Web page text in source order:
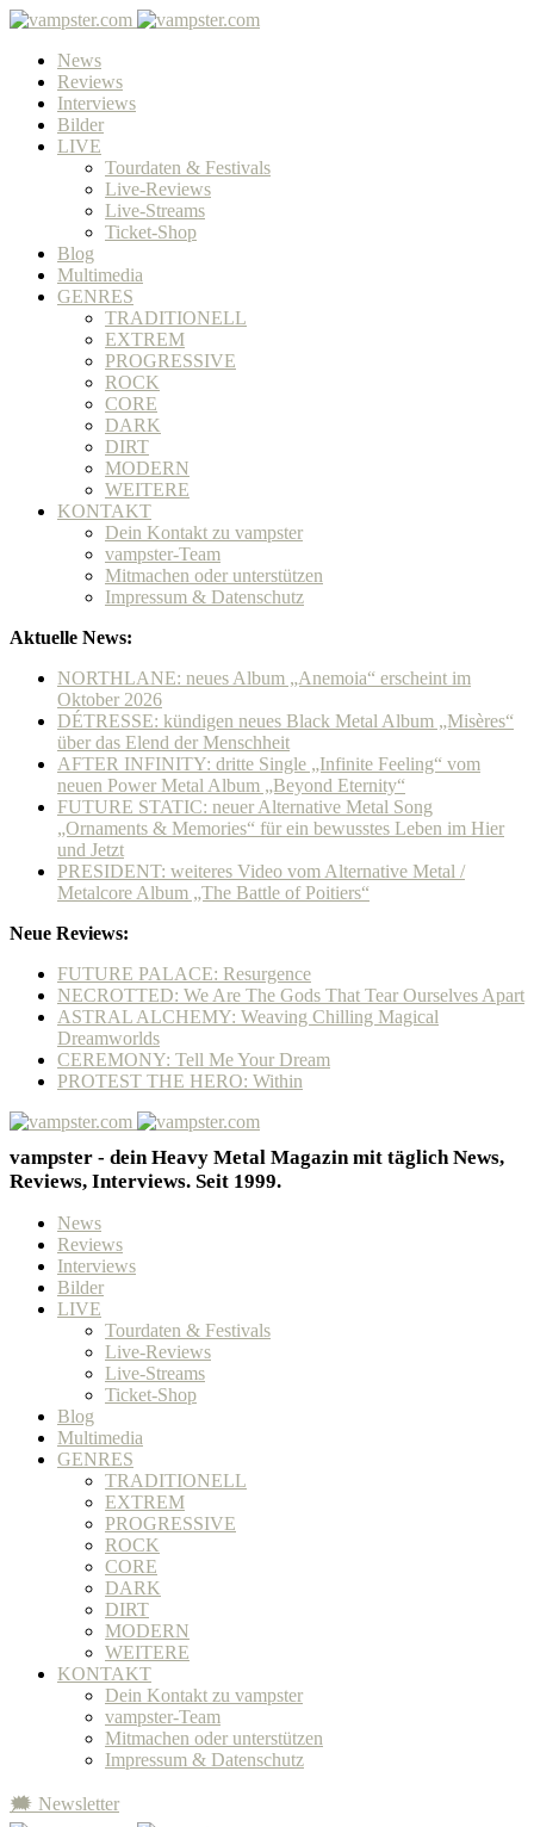
News
Reviews
Interviews
Bilder
LIVE
Tourdaten & Festivals
Live-Reviews
Live-Streams
Ticket-Shop
Blog
Multimedia
GENRES
TRADITIONELL
EXTREM
PROGRESSIVE
ROCK
CORE
DARK
DIRT
MODERN
WEITERE
KONTAKT
Dein Kontakt zu vampster
vampster-Team
Mitmachen oder unterstützen
Impressum & Datenschutz
Aktuelle News:
NORTHLANE: neues Album „Anemoia“ erscheint im
Oktober 2026
DÉTRESSE: kündigen neues Black Metal Album „Misères“
über das Elend der Menschheit
AFTER INFINITY: dritte Single „Infinite Feeling“ vom
neuen Power Metal Album „Beyond Eternity“
FUTURE STATIC: neuer Alternative Metal Song
„Ornaments & Memories“ für ein bewusstes Leben im Hier
und Jetzt
PRESIDENT: weiteres Video vom Alternative Metal /
Metalcore Album „The Battle of Poitiers“
Neue Reviews:
FUTURE PALACE: Resurgence
NECROTTED: We Are The Gods That Tear Ourselves Apart
ASTRAL ALCHEMY: Weaving Chilling Magical
Dreamworlds
CEREMONY: Tell Me Your Dream
PROTEST THE HERO: Within
vampster - dein Heavy Metal Magazin mit täglich News,
Reviews, Interviews. Seit 1999.
News
Reviews
Interviews
Bilder
LIVE
Tourdaten & Festivals
Live-Reviews
Live-Streams
Ticket-Shop
Blog
Multimedia
GENRES
TRADITIONELL
EXTREM
PROGRESSIVE
ROCK
CORE
DARK
DIRT
MODERN
WEITERE
KONTAKT
Dein Kontakt zu vampster
vampster-Team
Mitmachen oder unterstützen
Impressum & Datenschutz
🗯 Newsletter